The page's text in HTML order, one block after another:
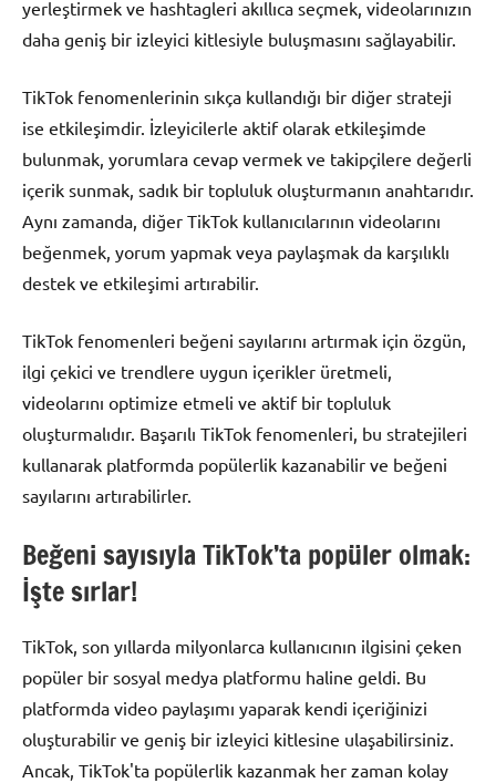
yerleştirmek ve hashtagleri akıllıca seçmek, videolarınızın
daha geniş bir izleyici kitlesiyle buluşmasını sağlayabilir.
TikTok fenomenlerinin sıkça kullandığı bir diğer strateji
ise etkileşimdir. İzleyicilerle aktif olarak etkileşimde
bulunmak, yorumlara cevap vermek ve takipçilere değerli
içerik sunmak, sadık bir topluluk oluşturmanın anahtarıdır.
Aynı zamanda, diğer TikTok kullanıcılarının videolarını
beğenmek, yorum yapmak veya paylaşmak da karşılıklı
destek ve etkileşimi artırabilir.
TikTok fenomenleri beğeni sayılarını artırmak için özgün,
ilgi çekici ve trendlere uygun içerikler üretmeli,
videolarını optimize etmeli ve aktif bir topluluk
oluşturmalıdır. Başarılı TikTok fenomenleri, bu stratejileri
kullanarak platformda popülerlik kazanabilir ve beğeni
sayılarını artırabilirler.
Beğeni sayısıyla TikTok’ta popüler olmak:
İşte sırlar!
TikTok, son yıllarda milyonlarca kullanıcının ilgisini çeken
popüler bir sosyal medya platformu haline geldi. Bu
platformda video paylaşımı yaparak kendi içeriğinizi
oluşturabilir ve geniş bir izleyici kitlesine ulaşabilirsiniz.
Ancak, TikTok'ta popülerlik kazanmak her zaman kolay